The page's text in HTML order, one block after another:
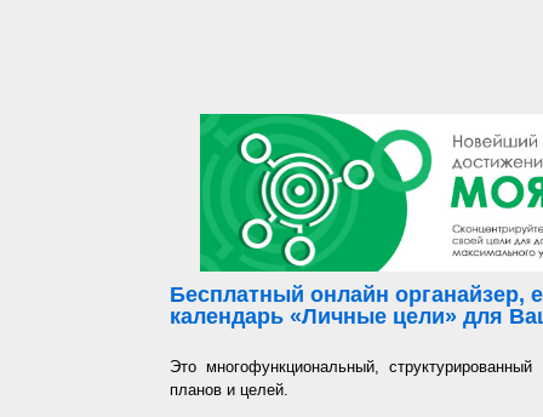
Бесплатный онлайн органайзер,
календарь «Личные цели» для
Это многофункциональный,
планов и целей.